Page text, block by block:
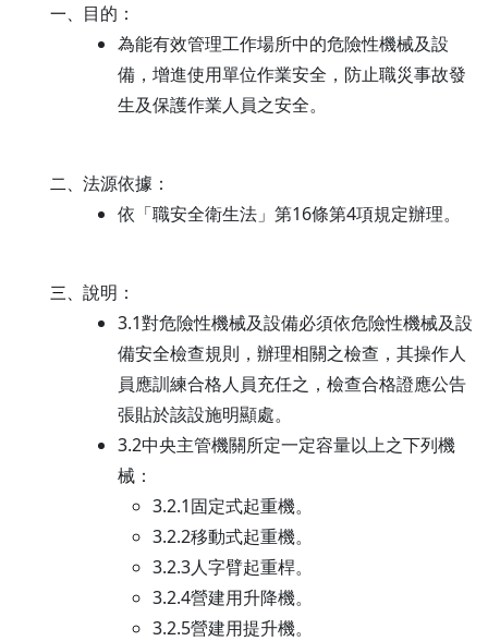
一、 目的：
為能有效管理工作場所中的危險性機械及設
備，增進使用單位作業安全，防止職災事故發
生及保護作業人員之安全。
二、 法源依據：
依「職安全衛生法」第16條第4項規定辦理。
三、 說明：
3.1對危險性機械及設備必須依危險性機械及設
備安全檢查規則，辦理相關之檢查，其操作人
員應訓練合格人員充任之，檢查合格證應公告
張貼於該設施明顯處。
3.2中央主管機關所定一定容量以上之下列機
械：
3.2.1固定式起重機。
3.2.2移動式起重機。
3.2.3人字臂起重桿。
3.2.4營建用升降機。
3.2.5營建用提升機。